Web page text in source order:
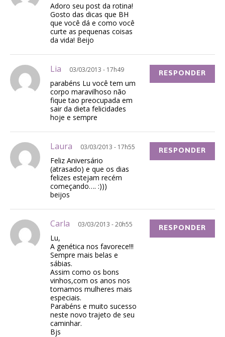
Adoro seu post da rotina!
Gosto das dicas que BH
que você dá e como você
curte as pequenas coisas
da vida! Beijo
Lia 03/03/2013 - 17h49
parabéns Lu você tem um
corpo maravilhoso não
fique tao preocupada em
sair da dieta felicidades
hoje e sempre
RESPONDER
Laura 03/03/2013 - 17h55
Feliz Aniversário
(atrasado) e que os dias
felizes estejam recém
começando…. :)))
beijos
RESPONDER
Carla 03/03/2013 - 20h55
Lu,
A genética nos favorece!!!
Sempre mais belas e
sábias.
Assim como os bons
vinhos,com os anos nos
tornamos mulheres mais
especiais.
Parabéns e muito sucesso
neste novo trajeto de seu
caminhar.
Bjs
RESPONDER